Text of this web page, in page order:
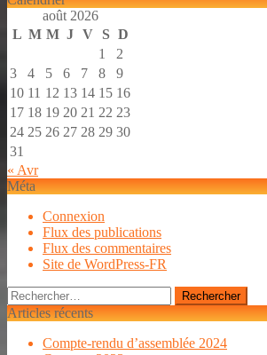
août 2026
L M M J V S D
1
2
3
4 5 6 7 8
9
10 11 12 13 14 15 16
17 18 19 20 21 22 23
24 25 26 27 28 29 30
31
« Avr
Méta
Connexion
Flux des publications
Flux des commentaires
Site de WordPress-FR
Rechercher :
Articles récents
Compte-rendu d’assemblée 2024